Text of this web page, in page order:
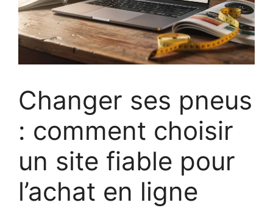
Changer ses pneus
: comment choisir
un site fiable pour
l’achat en ligne